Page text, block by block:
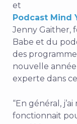
et
Podcast Mind
Jenny Gaither,
Babe et du
des
nouvelle année
experte dans
“En général,
fonctionnait